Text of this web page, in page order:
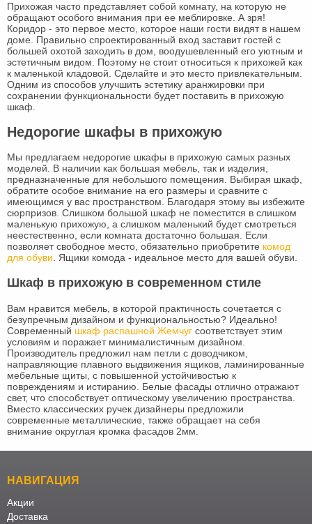
Прихожая часто представляет собой комнату, на которую не
обращают особого внимания при ее меблировке. А зря!
Коридор - это первое место, которое наши гости видят в нашем
доме. Правильно спроектированный вход заставит гостей с
большей охотой заходить в дом, воодушевленный его уютным и
эстетичным видом. Поэтому не стоит относиться к прихожей как
к маленькой кладовой. Сделайте и это место привлекательным.
Одним из способов улучшить эстетику аранжировки при
сохранении функциональности будет поставить в прихожую
шкаф.
Недорогие шкафы в прихожую
Мы предлагаем недорогие шкафы в прихожую самых разных
моделей. В наличии как большая мебель, так и изделия,
предназначенные для небольшого помещения. Выбирая шкаф,
обратите особое внимание на его размеры и сравните с
имеющимся у вас пространством. Благодаря этому вы избежите
сюрпризов. Слишком большой шкаф не поместится в слишком
маленькую прихожую, а слишком маленький будет смотреться
неестественно, если комната достаточно большая. Если
позволяет свободное место, обязательно приобретите комод
для обуви. Ящики комода - идеальное место для вашей обуви.
Шкаф в прихожую в современном стиле
Вам нравится мебель, в которой практичность сочетается с
безупречным дизайном и функциональностью? Идеально!
Современный шкаф распашной Жемчуг соответствует этим
условиям и поражает минималистичным дизайном.
Производитель предложил нам петли с доводчиком,
направляющие плавного выдвижения ящиков, ламинированные
мебельные щиты, с повышенной устойчивостью к
повреждениям и истиранию. Белые фасады отлично отражают
свет, что способствует оптическому увеличению пространства.
Вместо классических ручек дизайнеры предложили
современные металлические, также обращает на себя
внимание округлая кромка фасадов 2мм.
НАВИГАЦИЯ
Акции
Доставка